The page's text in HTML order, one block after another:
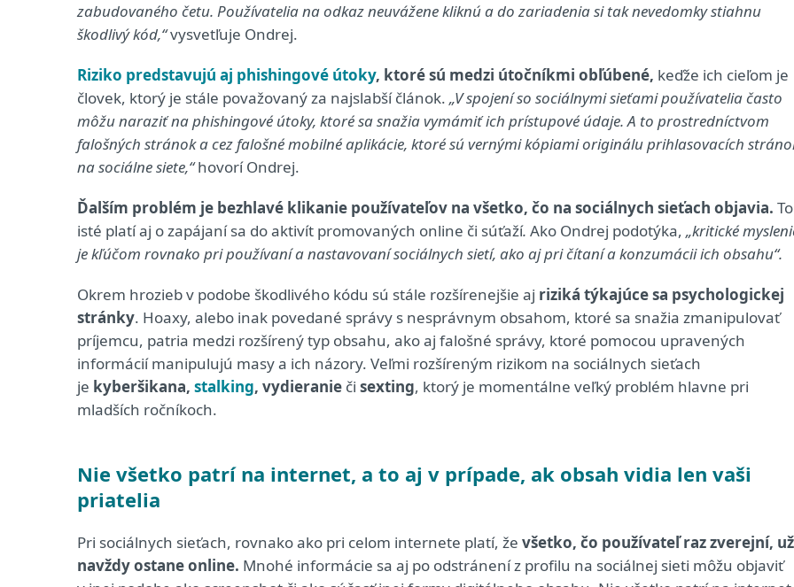
zabudovaného četu. Používatelia na odkaz neuvážene kliknú a do zariadenia si tak nevedomky stiahnu
škodlivý kód,“vysvetľuje Ondrej.
Riziko predstavujú aj phishingové útoky, ktoré sú medzi útočníkmi obľúbené, keďže ich cieľom je
človek, ktorý je stále považovaný za najslabší článok. „V spojení so sociálnymi sieťami používatelia často
môžu naraziť na phishingové útoky, ktoré sa snažia vymámiť ich prístupové údaje. A to prostredníctvom
falošných stránok a cez falošné mobilné aplikácie, ktoré sú vernými kópiami originálu prihlasovacích
na sociálne siete,“hovorí Ondrej.
Ďalším problém je bezhlavé klikanie používateľov na všetko, čo na sociálnych sieťach objavia. To
isté platí aj o zapájaní sa do aktivít promovaných online či súťaží. Ako Ondrej podotýka, „kritické
je kľúčom rovnako pri používaní a nastavovaní sociálnych sietí, ako aj pri čítaní a konzumácii ich obsahu“.
Okrem hrozieb v podobe škodlivého kódu sú stále rozšírenejšie aj riziká týkajúce sa psychologickej
stránky. Hoaxy, alebo inak povedané správy s nesprávnym obsahom, ktoré sa snažia zmanipulovať
príjemcu, patria medzi rozšírený typ obsahu, ako aj falošné správy, ktoré pomocou upravených
informácií manipulujú masy a ich názory. Veľmi rozšíreným rizikom na sociálnych sieťach
je kyberšikana, stalking, vydieranie či sexting, ktorý je momentálne veľký problém hlavne pri
mladších ročníkoch.
Nie všetko patrí na internet, a to aj v prípade, ak obsah vidia len vaši
priatelia
Pri sociálnych sieťach, rovnako ako pri celom internete platí, že všetko, čo používateľ raz zverejní, už
navždy ostane online. Mnohé informácie sa aj po odstránení z profilu na sociálnej sieti môžu objaviť